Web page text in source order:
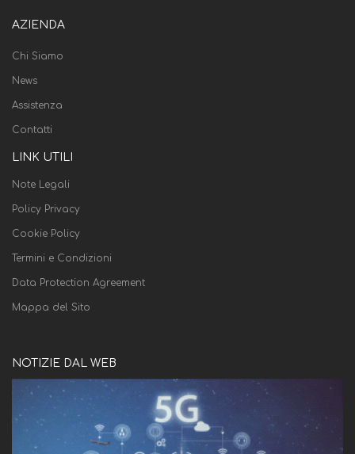
AZIENDA
Chi Siamo
News
Assistenza
Contatti
LINK UTILI
Note Legali
Policy Privacy
Cookie Policy
Termini e Condizioni
Data Protection Agreement
Mappa del Sito
NOTIZIE DAL WEB